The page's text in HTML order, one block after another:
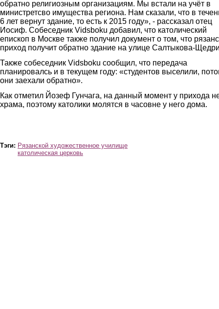
обратно религиозным организациям. Мы встали на учёт в
министретсво имущества региона. Нам сказали, что в
6 лет вернут здание, то есть к 2015 году», - рассказал отец
Иосиф. Собеседник Vidsboku добавил, что католический
епископ в Москве также получил документ о том, что
приход получит обратно здание на улице Салтыкова-
Также собеседник Vidsboku сообщил, что передача
планировалсь и в текущем году: «студентов выселили,
они заехали обратно».
Как отметил Йозеф Гунчага, на данный момент у прихода
храма, поэтому католики молятся в часовне у него дома.
Тэги: Рязанской художественное училище
католическая церковь